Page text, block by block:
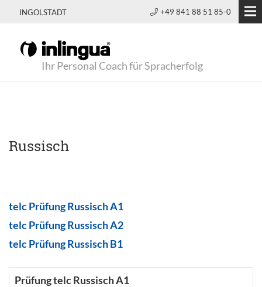
INGOLSTADT +49 841 88 51 85-0
Ihr Personal Coach für Spracherfolg
Russisch
telc Prüfung Russisch A1
telc Prüfung Russisch A2
telc Prüfung Russisch B1
Prüfung telc Russisch A1